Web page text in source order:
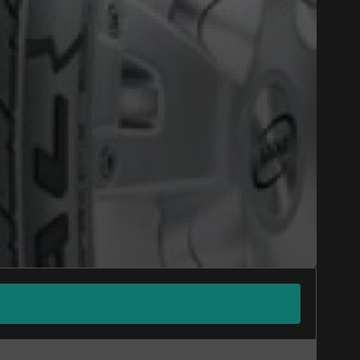
disponible en ligne
pas à contacter notre